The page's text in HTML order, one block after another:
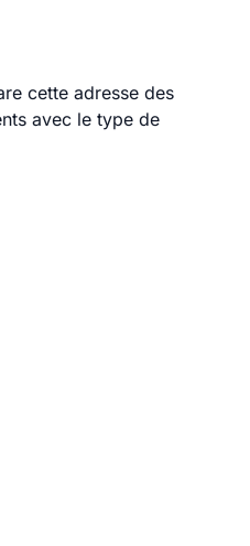
cette adresse des
avec le type de